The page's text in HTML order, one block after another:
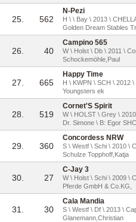
25. 562
N-Pezi
H \ \ Bay \ 2013 \
Golden Dream Stables
26. 40
Campino 565
W \ Holst \ Db \ 2011 \
Schockemöhle,Paul
27. 665
Happy Time
H \ KWPN \ SCH \ 2012
Youngsters ek
28. 519
Cornet'S Spirit
W \ HOLST \ Grey \
Dr. Simone \ B: Egor
29. 360
Concordess NRW
S \ Westf \ Schi \ 2010 \
Schulze Topphoff,Katja
30. 27
C-Jay 3
W \ Holst \ Schi \ 2009 \
Pferde GmbH & Co.KG,
31. 30
Cala Mandia
S \ Westf \ Df \ 2013 \
Glanemann,Christian